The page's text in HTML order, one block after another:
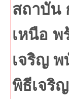
สถาบัน
เหนือ
เจริญ พ
พิธีเจริ